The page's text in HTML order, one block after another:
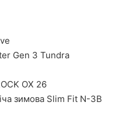
Gen 3 Tundra
OX 26
зимова Slim Fit N-3B